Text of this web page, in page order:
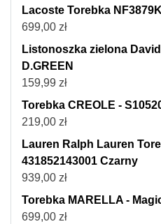
Lacoste Torebka
699,00 zł
Listonoszka zielona
D.GREEN
159,99 zł
Torebka CREOLE -
219,00 zł
Lauren Ralph Lauren
431852143001 Czarny
939,00 zł
Torebka MARELLA -
699,00 zł